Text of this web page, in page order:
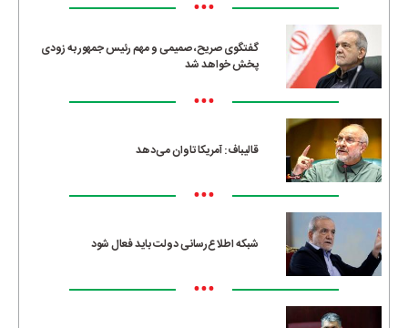
•••
گفتگوی صریح، صمیمی و مهم رئیس جمهور به زودی
پخش خواهد شد
•••
قالیباف: آمریکا تاوان می‌دهد
•••
شبکه اطلاع‌رسانی دولت باید فعال شود
•••